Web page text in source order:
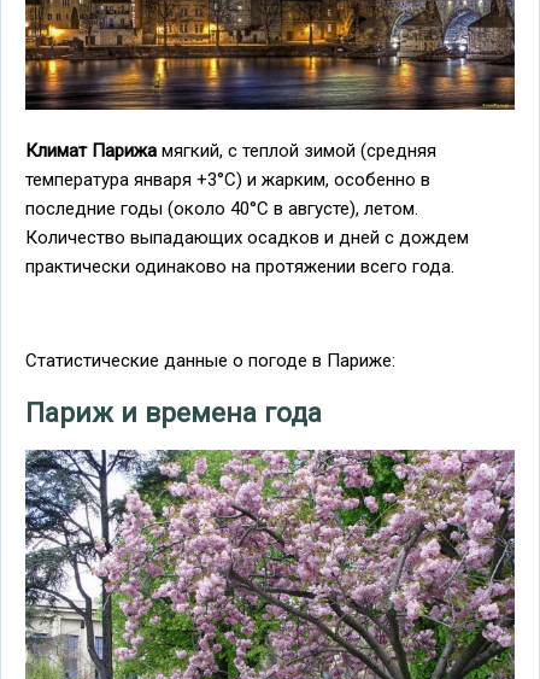
Климат Парижа мягкий, с теплой зимой (средняя
температура января +3°C) и жарким, особенно в
последние годы (около 40°C в августе), летом.
Количество выпадающих осадков и дней с дождем
практически одинаково на протяжении всего года.
Статистические данные о погоде в Париже:
Париж и времена года